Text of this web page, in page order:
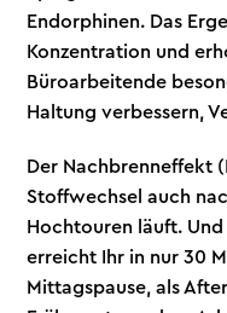
Endorphinen. Das
Konzentration und
Büroarbeitende
Haltung verbessern,
Der Nachbrenneffekt
Stoffwechsel auch
Hochtouren läuft.
erreicht Ihr in nur 30
Mittagspause, als